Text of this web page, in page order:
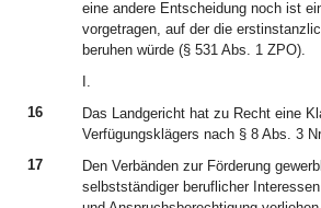
eine andere Entscheidung noch ist
vorgetragen, auf der die
beruhen würde (§ 531 Abs. 1 ZPO).
I.
16
Das Landgericht hat zu Recht eine
Verfügungsklägers nach § 8 Abs. 3
17
Den Verbänden zur Förderung
selbstständiger beruflicher